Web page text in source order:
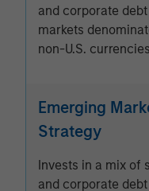
and corporate
markets
non-U.S.
Emerging
Strategy
Invests in a mix of
and corporate